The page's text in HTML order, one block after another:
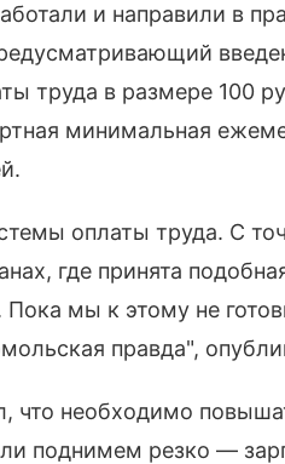
и направили в
труда в размере 100
минимальная
оплаты труда. С
где принята
Пока мы к этому не
правда",
что необходимо
поднимем резко —